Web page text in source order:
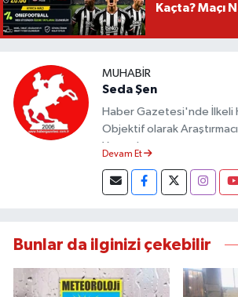
Kaçta? Maçı
MUHABIR
Seda Şen
Haber Gazetesi'nde İlkeli
Objektif olarak
Yapmaktayım.
Devam Et
Bunlar da ilginizi çekebilir